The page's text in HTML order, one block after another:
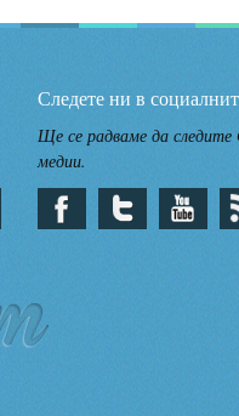
Следете ни в
Ще се радваме да следите
медии.